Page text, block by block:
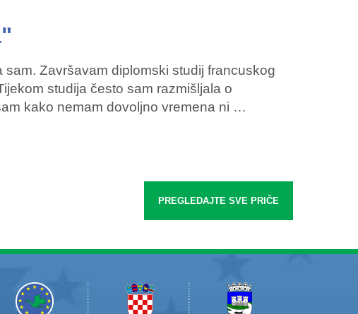
Završavam diplomski studij francuskog
studija često sam razmišljala o
kako nemam dovoljno vremena ni …
PREGLEDAJTE SVE PRIČE